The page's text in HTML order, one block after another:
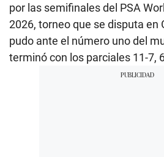
por las semifinales del PSA
2026, torneo que se disputa en
pudo ante el número uno del
terminó con los parciales 11-7,